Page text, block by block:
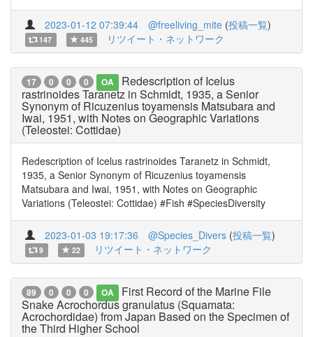
2023-01-12 07:39:44 @freeliving_mite (投稿一覧)
147 445 リツイート・ネットワーク
17 0 0 0 OA
Redescription of Icelus
rastrinoides Taranetz in Schmidt, 1935, a Senior
Synonym of Ricuzenius toyamensis Matsubara and
Iwai, 1951, with Notes on Geographic Variations
(Teleostei: Cottidae)
Redescription of Icelus rastrinoides Taranetz in Schmidt,
1935, a Senior Synonym of Ricuzenius toyamensis
Matsubara and Iwai, 1951, with Notes on Geographic
Variations (Teleostei: Cottidae) #Fish #SpeciesDiversity
2023-01-03 19:17:36 @Species_Divers (投稿一覧)
9 22 リツイート・ネットワーク
89 0 0 0 OA
First Record of the Marine File
Snake Acrochordus granulatus (Squamata:
Acrochordidae) from Japan Based on the Specimen of
the Third Higher School